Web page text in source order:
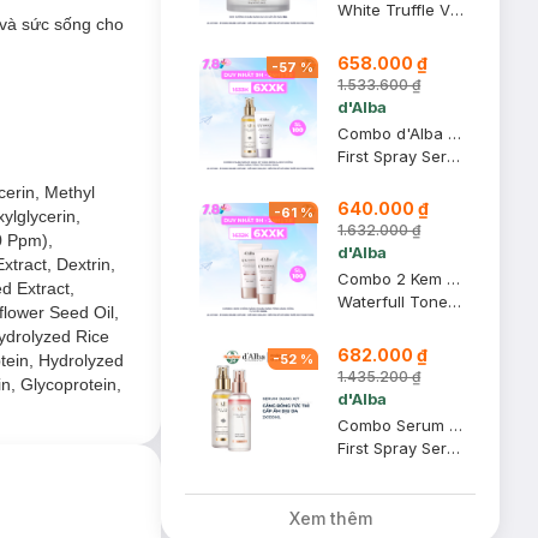
nhiên.
sức sống cho
Methyl
Dextrin,
Extract,
Seed Oil,
Rice
Hydrolyzed
Glycoprotein,
White Truffle Vita Capsule Cream
-57 % 658.000 ₫
1.533.600 ₫
d'Alba
Combo d'Alba Serum Dạng Xịt Căng Bóng & Kem Chống Nắng Nâng Tông Tím 100ml+50ml
First Spray Serum + Waterfull Tone-Up Purple Correcting Sun Cream SPF50+ PA++++
-61% 640.000 ₫
1.632.000 ₫
d'Alba
Combo 2 Kem Chống Nắng d'Alba Nâng Tông Sáng Hồng Tự Nhiên 50ml
Waterfull Tone-Up Pink Correcting Sun Cream SPF50+ PA++++
-52 % 682.000 ₫
1.435.200 ₫
d'Alba
Combo Serum d'Alba Dạng Xịt Căng Bóng & Cấp Ẩm Dịu Da 100mlx2
First Spray Serum + Vital Spray Serum
Xem thêm